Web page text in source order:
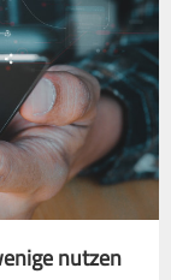
nutzen